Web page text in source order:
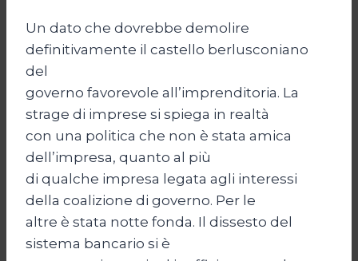
Un dato che dovrebbe demolire
definitivamente il castello berlusconiano
del
governo favorevole all’imprenditoria. La
strage di imprese si spiega in realtà
con una politica che non è stata amica
dell’impresa, quanto al più
di qualche impresa legata agli interessi
della coalizione di governo. Per le
altre è stata notte fonda. Il dissesto del
sistema bancario si è